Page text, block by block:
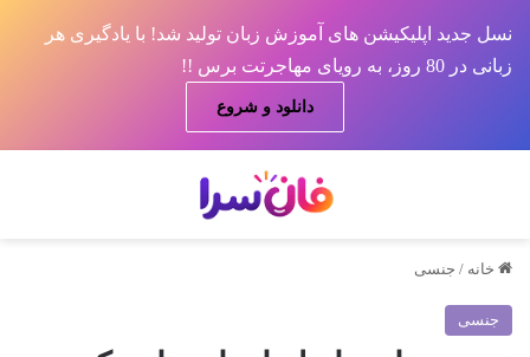
نسل جدید اپلیکیشن های آموزش زبان تولید شد! با یادگیری هر
زبانی در 80 روز، به رویای مهاجرتت برس !!
دانلود و شروع
خانه / جنسی
جنسی